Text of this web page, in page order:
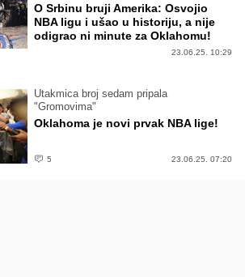
O Srbinu bruji Amerika: Osvojio
NBA ligu i ušao u historiju, a nije
odigrao ni minute za Oklahomu!
23.06.25. 10:29
Utakmica broj sedam pripala
"Gromovima"
Oklahoma je novi prvak NBA lige!
5 23.06.25. 07:20